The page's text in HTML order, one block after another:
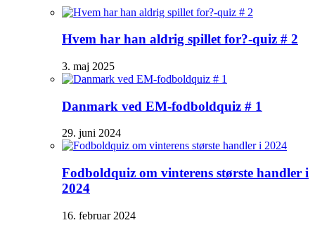
Hvem har han aldrig spillet for?-quiz # 2
3. maj 2025
Danmark ved EM-fodboldquiz # 1
29. juni 2024
Fodboldquiz om vinterens største handler i
2024
16. februar 2024